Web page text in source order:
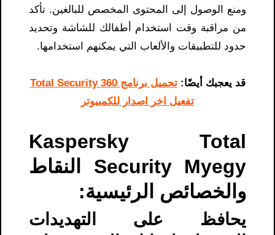
ومنع الوصول إلى المحتوى المخصص للبالغين. تأكد
من مراقبة وقت استخدام أطفالك للشاشة وتحديد
حدود للتطبيقات والألعاب التي يمكنهم استخدامها.
قد يعجبك أيضًا:
تحميل برنامج 360 Total Security
تفعيل اخر اصدار للكمبيوتر
Kaspersky Total
Security Myegy النقاط
والخصائص الرئيسية:
يحافظ على التهديدات